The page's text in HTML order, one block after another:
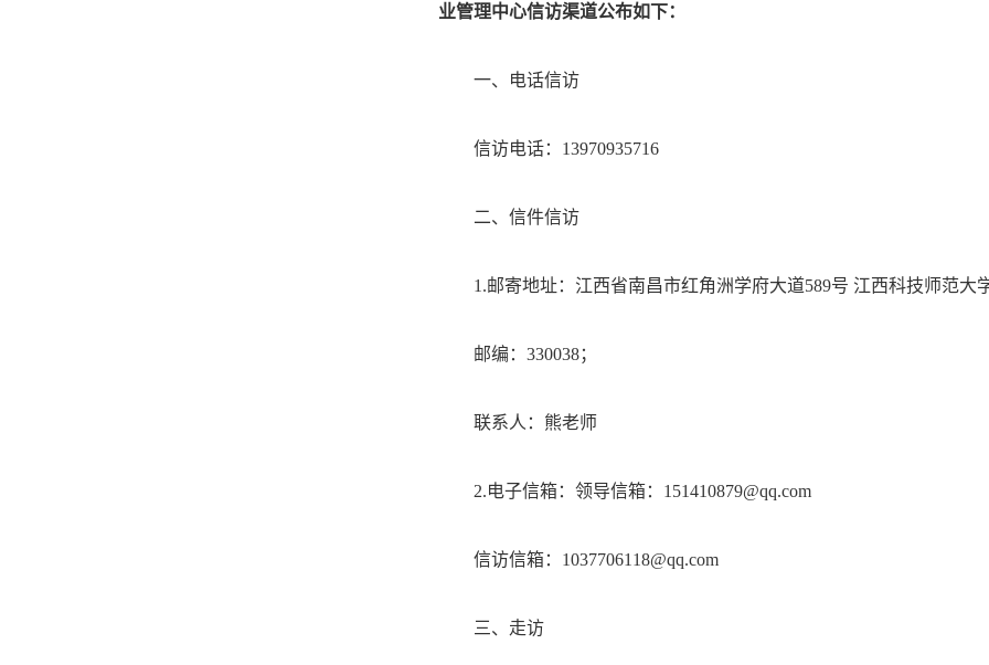
业管理中心信访渠道公布如下：
一、电话信访
信访电话：13970935716
二、信件信访
1.邮寄地址：江西省南昌市红角洲学府大道589号 江西科技师范大
邮编：330038；
联系人：熊老师
2.电子信箱：领导信箱：151410879@qq.com
信访信箱：1037706118@qq.com
三、走访